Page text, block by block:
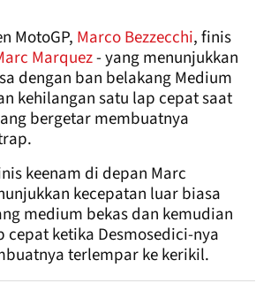
MotoGP, Marco Bezzecchi, finis
Marquez- yang menunjukkan
dengan ban belakang Medium
kehilangan satu lap cepat saat
bergetar membuatnya
keenam di depan Marc
kecepatan luar biasa
medium bekas dan kemudian
cepat ketika Desmosedici-nya
terlempar ke kerikil.